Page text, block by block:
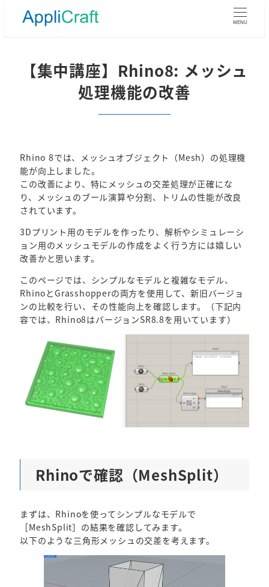
MENU
【集中講座】Rhino8: メッシュ
処理機能の改善
Rhino 8では、メッシュオブジェクト（Mesh）の処理機
能が向上しました。
この改善により、特にメッシュの交差処理が正確にな
り、メッシュのブール演算や分割、トリムの性能が改良
されています。
3Dプリント用のモデルを作ったり、解析やシミュレーシ
ョン用のメッシュモデルの作成をよく行う方には嬉しい
改善かと思います。
このページでは、シンプルなモデルと複雑なモデル、
RhinoとGrasshopperの両方を使用して、新旧バージョ
ンの比較を行い、その性能向上を確認します。（下記内
容では、Rhino8はバージョンSR8.8を用いています）
Rhinoで確認（MeshSplit）
まずは、Rhinoを使ってシンプルなモデルで
［MeshSplit］の結果を確認してみます。
以下のような三角形メッシュの交差を考えます。